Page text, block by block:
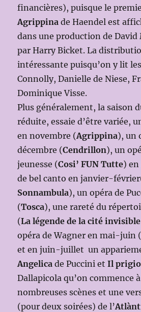
financières), puisque le
Agrippina de Haendel est
dans une production de David
par Harry Bicket. La
intéressante puisqu’on y lit
Connolly, Danielle de Niese,
Dominique Visse.
Plus généralement, la saison
réduite, essaie d’être variée,
en novembre (Agrippina), un
décembre (Cendrillon), un
jeunesse (Cosi’ FUN Tutte)
de bel canto en janvier-
Sonnambula), un opéra de
(Tosca), une rareté du
(La légende de la cité
opéra de Wagner en mai-juin
et en juin-juillet un
Angelica de Puccini etIl
Dallapicola qu’on commence
nombreuses scènes et une
(pour deux soirées) de l’